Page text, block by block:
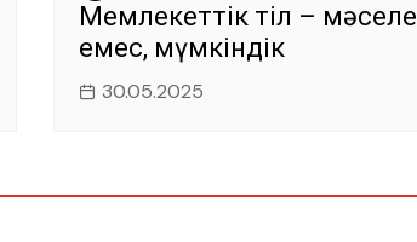
Мемлекеттік тіл – мәселе
емес, мүмкіндік
30.05.2025